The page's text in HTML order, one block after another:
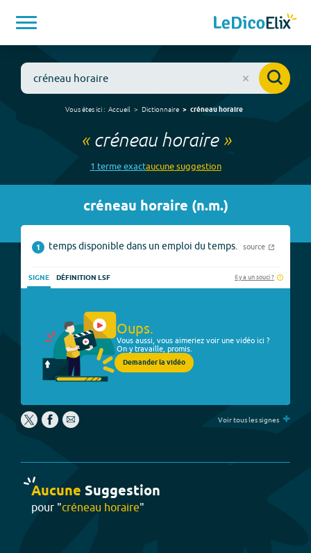
Vous êtes ici : Accueil Dictionnaire créneau horaire
« créneau horaire»
1 termeexactaucunesuggestion
créneau horaire (n.m.)
1 temps disponible dans un emploi du temps. source
SIGNE DÉFINITION LSF Il y a un souci ?
Oups.
Vous aussi, vous aimeriez voir une vidéo ici ?
On y travaille, promis.
Demander la vidéo
Voir tous les signes +
Aucune Suggestion
pour "créneau horaire"